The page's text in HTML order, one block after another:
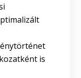
is